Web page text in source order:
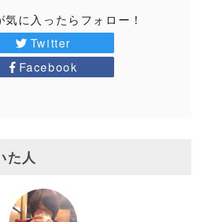
気に入ったらフォロー！
Twitter
Facebook
た人